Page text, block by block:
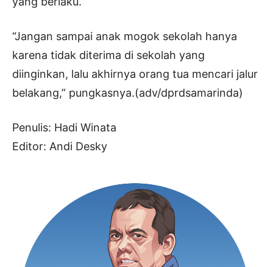
“Jangan sampai anak mogok sekolah hanya
karena tidak diterima di sekolah yang
diinginkan, lalu akhirnya orang tua mencari jalur
belakang,” pungkasnya.(adv/dprdsamarinda)
Penulis: Hadi Winata
Editor: Andi Desky